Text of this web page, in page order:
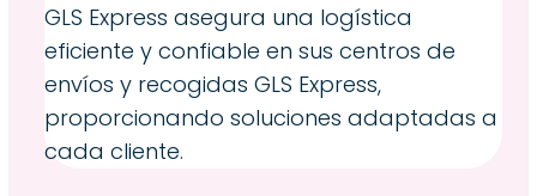
GLS Express asegura una logística
eficiente y confiable en sus centros de
envíos y recogidas GLS Express,
proporcionando soluciones adaptadas a
cada cliente.